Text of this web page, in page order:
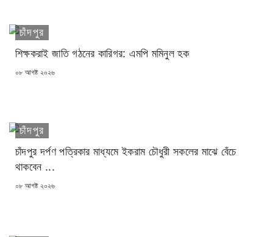
চাঁদপুর
শিক্ষকরাই জাতি গঠনের কারিগর: এমপি মমিনুল হক
POSTED
০৮ আগষ্ট ২০২৬
চাঁদপুর
চাঁদপুর দর্পণ পত্রিকার মাধ্যমে ইকরাম চৌধুরী সকলের মাঝে বেঁচে
থাকবেন ...
POSTED
০৮ আগষ্ট ২০২৬